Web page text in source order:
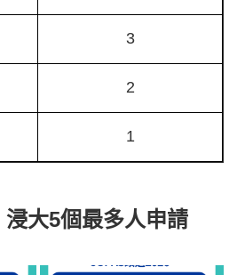
3
2
1
大5個最多人申請